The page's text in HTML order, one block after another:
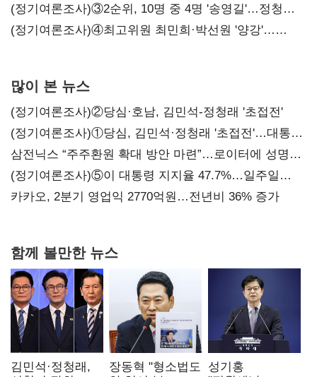
(정기여론조사)③2순위, 10명 중 4명 '송영길'…정청래
'한 자릿수'
(정기여론조사)④최고위원 최민희·박선원 '양강'…
많이 본 뉴스
(정기여론조사)②당심·호남, 김민석-정청래 '초접전'
(정기여론조사)①당심, 김민석·정청래 '초접전'…대통령
지지도 '50% 아래로'(종합)
삼전닉스 “주주환원 확대 방안 마련”…로이터에 성명
보내
(정기여론조사)⑤이 대통령 지지율 47.7%…일주일
만에 다시 40%대
카카오, 2분기 영업익 2770억원…전년비 36% 증가
함께 볼만한 뉴스
김민석·정청래,
장동혁 "형소법도
성기홍